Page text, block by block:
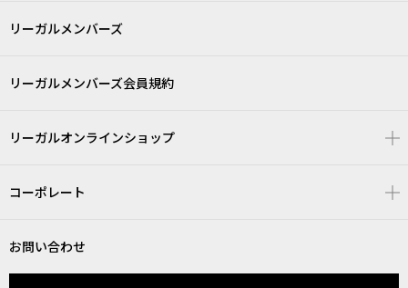
リーガルメンバーズ
リーガルメンバーズ会員規約
リーガルオンラインショップ
コーポレート
お問い合わせ